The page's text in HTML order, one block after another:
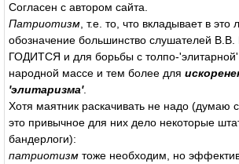
Согласен с автором сайта.
Патриотизм , т.е. то, что вкладывает в это
обозначение большинство слушателей
ГОДИТСЯ и для борьбы с толпо-
народной массе и тем более для
'элитаризма'.
Хотя маятник раскачивать не надо (думаю
это привычное для них дело некоторые
бандерлоги):
патриотизм тоже необходим, но